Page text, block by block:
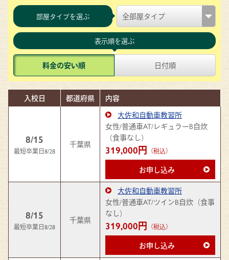
部屋タイプを選ぶ
表示順を選ぶ
料金の安い順 日付順
入校日 都道府県 内容
8/15
最短卒業日8/28
千葉県
大佐和自動車教習所
女性/普通車AT/レギュラーB自炊
（食事なし）
319,000円 （税込）
お申し込み
8/15
最短卒業日8/28
千葉県
大佐和自動車教習所
女性/普通車AT/ツインB自炊（食事
なし）
319,000円 （税込）
お申し込み